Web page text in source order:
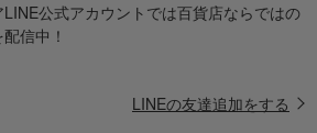
公式アカウントでは百貨店ならではの
信中！
LINEの友達追加をする